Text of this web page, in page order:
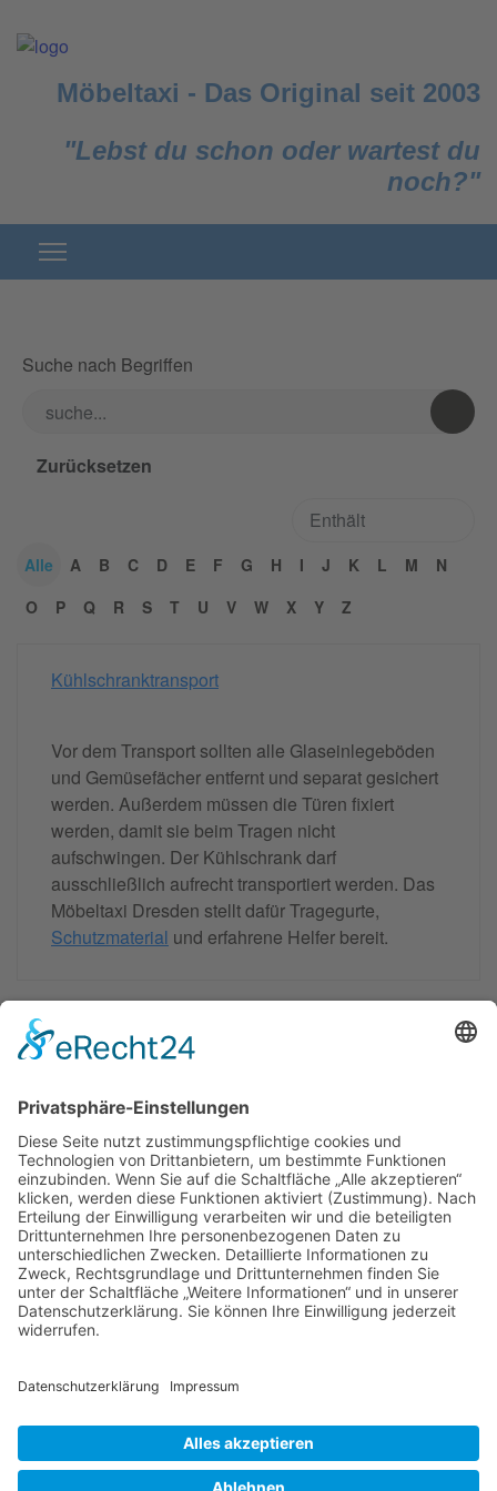
Möbeltaxi - Das Original seit 2003
"Lebst du schon oder wartest du
noch?"
Suche nach Begriffen
Alle A B C D E F G H I J K L M
N
O
P Q R S T U V W X Y Z
Kühlschranktransport
Vor dem Transport sollten alle Glaseinlegeböden
und Gemüsefächer entfernt und separat gesichert
werden. Außerdem müssen die Türen fixiert
werden, damit sie beim Tragen nicht
aufschwingen. Der Kühlschrank darf
ausschließlich aufrecht transportiert werden. Das
Möbeltaxi Dresden stellt dafür Tragegurte,
Schutzmaterial und erfahrene Helfer bereit.
Moebeltaxi-Dresden auch in Ihrer Nähe...
Loschwitz - Neustadt - Pieschen - Plauen - Prohlis
Impressum
Datenschutzerklärung
AGB
Kontakt
Das Möbeltaxi - die Idee